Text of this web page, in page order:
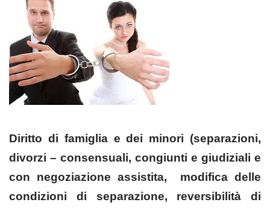
Diritto di famiglia e dei minori (separazioni,
divorzi – consensuali, congiunti e giudiziali e
con negoziazione assistita, modifica delle
condizioni di separazione, reversibilità di